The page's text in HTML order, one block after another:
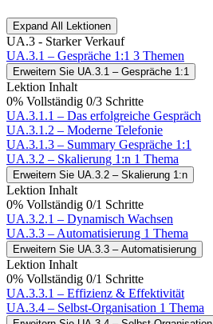
Expand All Lektionen
UA.3 - Starker Verkauf
UA.3.1 – Gespräche 1:1 3 Themen
Erweitern Sie UA.3.1 – Gespräche 1:1
Lektion Inhalt
0% Vollständig 0/3 Schritte
UA.3.1.1 – Das erfolgreiche Gespräch
UA.3.1.2 – Moderne Telefonie
UA.3.1.3 – Summary Gespräche 1:1
UA.3.2 – Skalierung 1:n 1 Thema
Erweitern Sie UA.3.2 – Skalierung 1:n
Lektion Inhalt
0% Vollständig 0/1 Schritte
UA.3.2.1 – Dynamisch Wachsen
UA.3.3 – Automatisierung 1 Thema
Erweitern Sie UA.3.3 – Automatisierung
Lektion Inhalt
0% Vollständig 0/1 Schritte
UA.3.3.1 – Effizienz & Effektivität
UA.3.4 – Selbst-Organisation 1 Thema